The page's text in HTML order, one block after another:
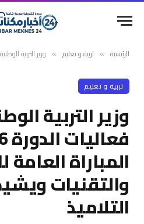
الرئيسية » تربية و تعليم » وزير التربية الوطنية يواكب فعاليات
تربية و تعليم
وزير التربية
المباراة العامة
والتقنيات
التلاميذ